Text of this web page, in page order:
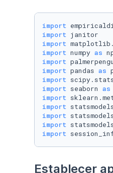
import
import
import
import numpy as
import
import pandas as
import
import seaborn as
import
import
import
import
import
Establecer